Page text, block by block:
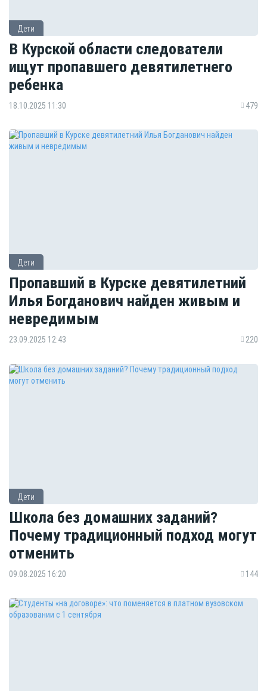
Дети
В Курской области следователи
ищут пропавшего девятилетнего
ребенка
18.10.2025 11:30 479
Дети
Пропавший в Курске девятилетний
Илья Богданович найден живым и
невредимым
23.09.2025 12:43 220
Дети
Школа без домашних заданий?
Почему традиционный подход могут
отменить
09.08.2025 16:20 144